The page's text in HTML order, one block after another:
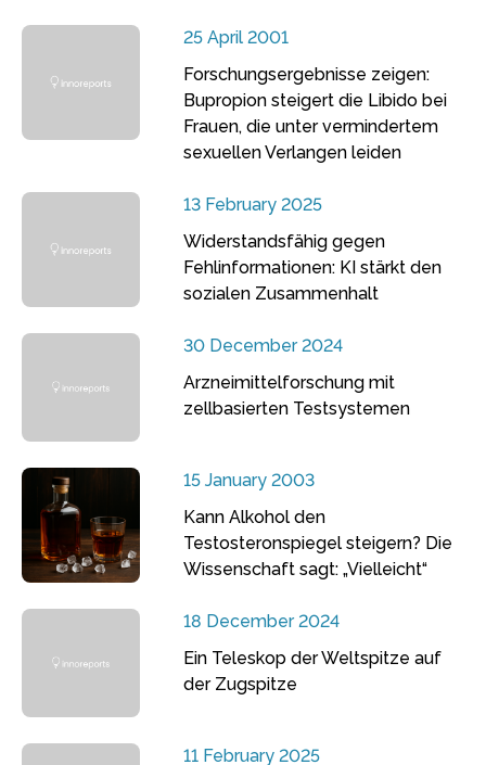
25 April 2001
Forschungsergebnisse zeigen:
Bupropion steigert die Libido bei
Frauen, die unter vermindertem
sexuellen Verlangen leiden
13 February 2025
Widerstandsfähig gegen
Fehlinformationen: KI stärkt den
sozialen Zusammenhalt
30 December 2024
Arzneimittelforschung mit
zellbasierten Testsystemen
15 January 2003
Kann Alkohol den
Testosteronspiegel steigern? Die
Wissenschaft sagt: „Vielleicht“
18 December 2024
Ein Teleskop der Weltspitze auf
der Zugspitze
11 February 2025